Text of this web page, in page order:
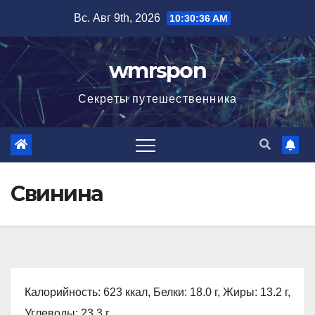
содержимому
Вс. Авг 9th, 2026 10:30:37 AM
wmrspon
Секреты путешественника
Свинина
Калорийность: 623 ккал, Белки: 18.0 г, Жиры: 13.2 г,